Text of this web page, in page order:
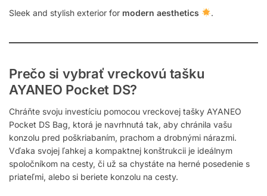
Sleek and stylish exterior for modern aesthetics .
Prečo si vybrať vreckovú tašku
AYANEO Pocket DS?
Chráňte svoju investíciu pomocou vreckovej tašky AYANEO
Pocket DS Bag, ktorá je navrhnutá tak, aby chránila vašu
konzolu pred poškriabaním, prachom a drobnými nárazmi.
Vďaka svojej ľahkej a kompaktnej konštrukcii je ideálnym
spoločníkom na cesty, či už sa chystáte na herné posedenie s
priateľmi, alebo si beriete konzolu na cesty.